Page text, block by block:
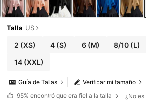
Talla US
2 (XS) 4(S) 6(M) 8/10 (L)
14(XXL)
Verificar mi tamaño
Guía de Tallas
95% encontró que era fiel a la talla ¿No